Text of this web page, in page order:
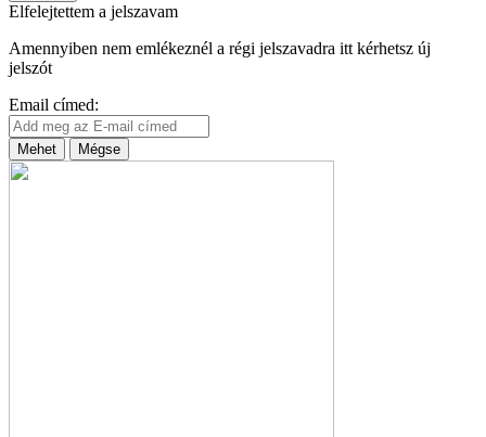
Elfelejtettem a jelszavam
Amennyiben nem emlékeznél a régi jelszavadra itt kérhetsz új
jelszót
Email címed:
Mehet Mégse